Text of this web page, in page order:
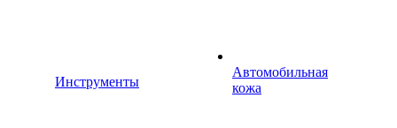
Инструменты
Автомобильная
кожа